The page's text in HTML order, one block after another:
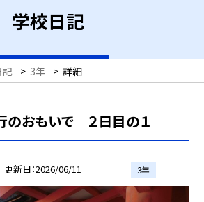
学校日記
記 > 3年 > 詳細
のおもいで ２日目の１
更新日 2026/06/11 3年